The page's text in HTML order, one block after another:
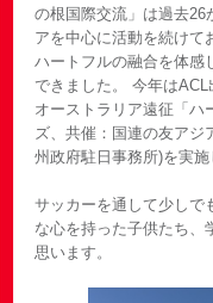
の根国際交流」は過去26
アを中心に活動を続けて
ハートフルの融合を体感
できました。 今年は
オーストラリア遠征「ハ
ズ、共催：国連の友アジ
州政府駐日事務所)を実施
サッカーを通して少しで
な心を持った子供たち、
思います。